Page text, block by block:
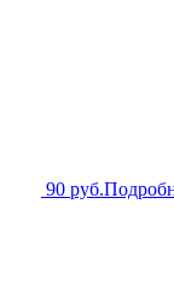
90 руб.